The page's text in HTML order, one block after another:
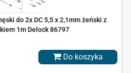
do 2x DC 5,5 x 2,1mm żeński z
1m Delock 86797
Do koszyka